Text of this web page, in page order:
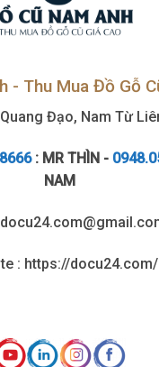
- Thu Mua Đồ Gỗ
Đạo, Nam Từ
: MR THÌN -
NAM
: https://docu24.com/